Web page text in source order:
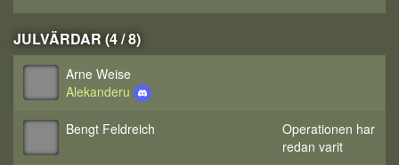
JULVÄRDAR (4 / 8)
Arne Weise
Alekanderu
Bengt Feldreich
Operationen har
redan varit